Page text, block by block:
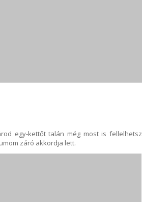
egy-kettőt talán még most is fellelhetsz
záró akkordja lett.